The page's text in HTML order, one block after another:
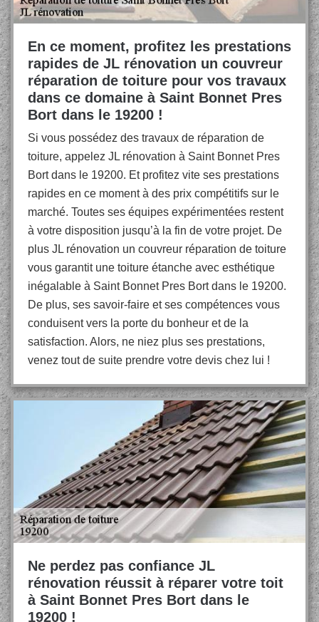
En ce moment, profitez les prestations
rapides de JL rénovation un couvreur
réparation de toiture pour vos travaux
dans ce domaine à Saint Bonnet Pres
Bort dans le 19200 !
Si vous possédez des travaux de réparation de
toiture, appelez JL rénovation à Saint Bonnet Pres
Bort dans le 19200. Et profitez vite ses prestations
rapides en ce moment à des prix compétitifs sur le
marché. Toutes ses équipes expérimentées restent
à votre disposition jusqu’à la fin de votre projet. De
plus JL rénovation un couvreur réparation de toiture
vous garantit une toiture étanche avec esthétique
inégalable à Saint Bonnet Pres Bort dans le 19200.
De plus, ses savoir-faire et ses compétences vous
conduisent vers la porte du bonheur et de la
satisfaction. Alors, ne niez plus ses prestations,
venez tout de suite prendre votre devis chez lui !
Ne perdez pas confiance JL
rénovation réussit à réparer votre toit
à Saint Bonnet Pres Bort dans le
19200 !